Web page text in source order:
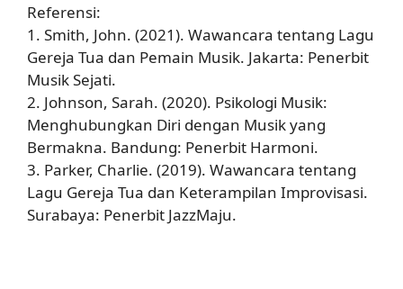
Referensi:
1. Smith, John. (2021). Wawancara tentang Lagu
Gereja Tua dan Pemain Musik. Jakarta: Penerbit
Musik Sejati.
2. Johnson, Sarah. (2020). Psikologi Musik:
Menghubungkan Diri dengan Musik yang
Bermakna. Bandung: Penerbit Harmoni.
3. Parker, Charlie. (2019). Wawancara tentang
Lagu Gereja Tua dan Keterampilan Improvisasi.
Surabaya: Penerbit JazzMaju.